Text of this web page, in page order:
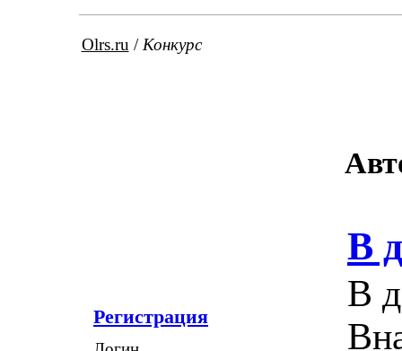
Olrs.ru / Конкурс
Регистрация
В
В